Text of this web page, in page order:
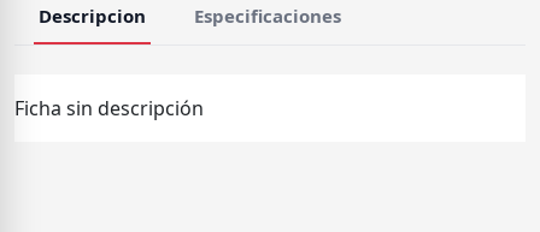
Descripcion Especificaciones
Ficha sin descripción